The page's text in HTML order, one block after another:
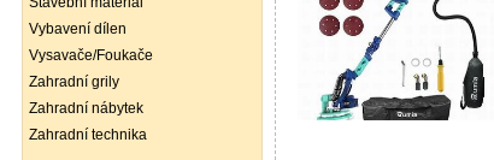
Vybavení dílen
Vysavače/Foukače
Zahradní grily
Zahradní nábytek
Zahradní technika